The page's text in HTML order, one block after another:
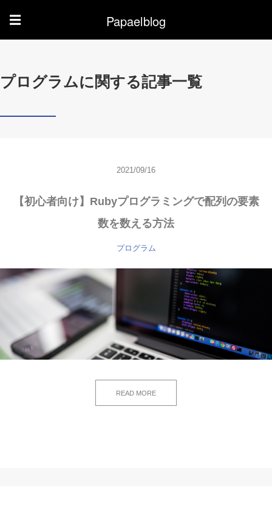
☰ Papaelblog
プログラムに関する記事一覧
2021/09/16
【初心者向け】Rubyプログラミングで配列の要素
数を数える方法
プログラム
READ MORE